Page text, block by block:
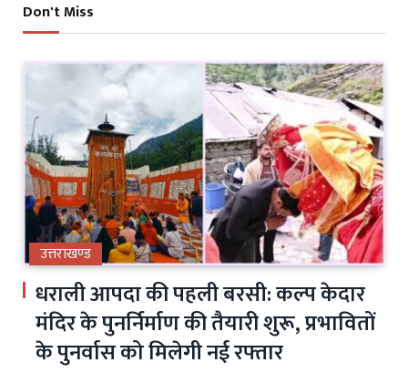
Don't Miss
उत्तराखण्ड
धराली आपदा की पहली बरसी: कल्प केदार
मंदिर के पुनर्निर्माण की तैयारी शुरू, प्रभावितों
के पुनर्वास को मिलेगी नई रफ्तार